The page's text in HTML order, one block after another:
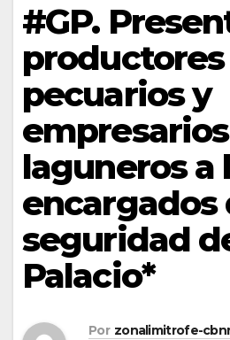
#GP.
productores
pecuarios y
empresarios
laguneros a
encargados
seguridad
Palacio*
Por zonalimitrofe-